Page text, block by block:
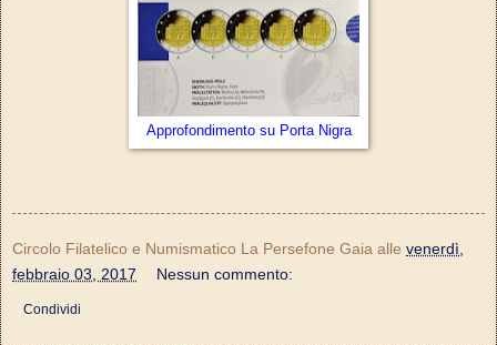
Approfondimento su Porta Nigra
Circolo Filatelico e Numismatico La Persefone Gaia alle venerdì,
febbraio 03, 2017
Nessun commento:
Condividi